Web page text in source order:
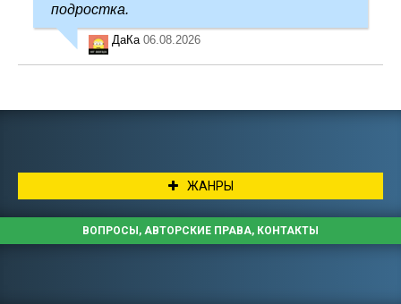
подростка.
ДаКа 06.08.2026
ЖАНРЫ
ВОПРОСЫ, АВТОРСКИЕ ПРАВА, КОНТАКТЫ